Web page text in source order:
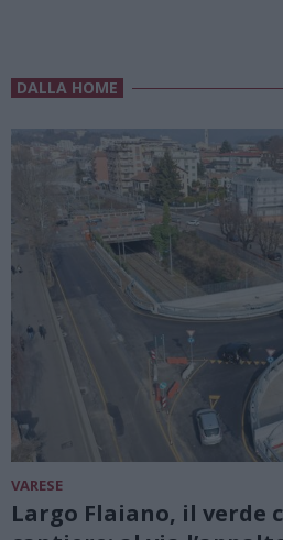
DALLA HOME
VARESE
Largo Flaiano, il verde